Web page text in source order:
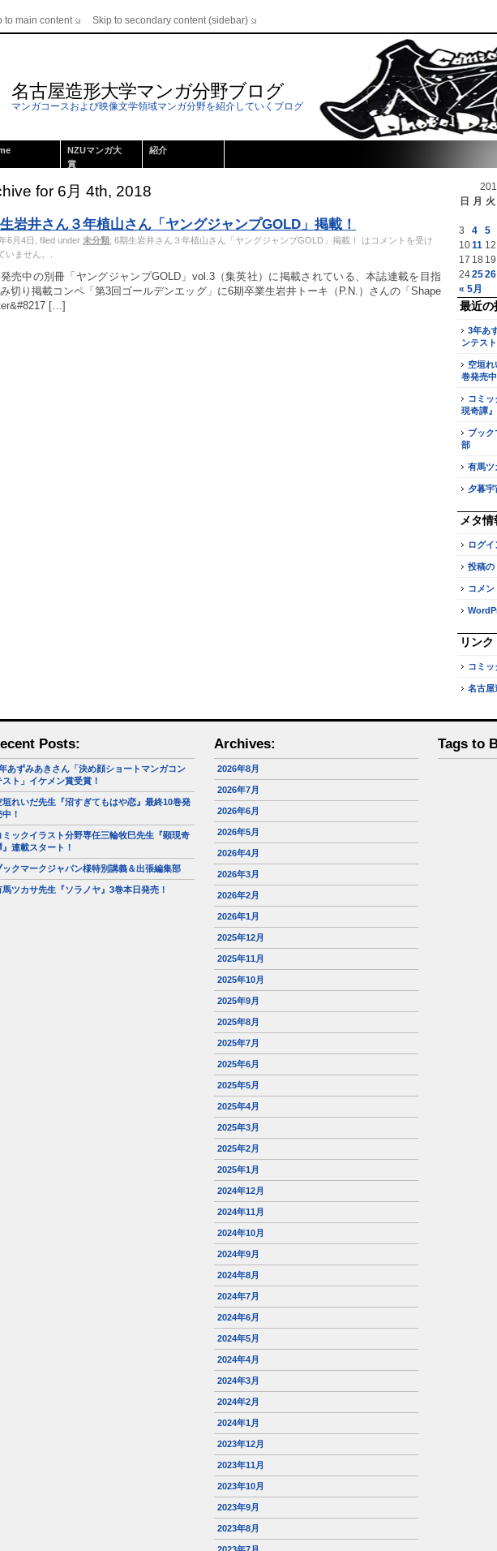
to main content Skip to secondary content (sidebar)
名古屋造形大学マンガ分野ブログ
マンガコースおよび映像文学領域マンガ分野を紹介していくブログ
NZUマンガ大
賞
紹介
for 6月 4th, 2018
岩井さん３年植山さん「ヤングジャンプGOLD」掲載！
6月4日, filed under 未分類; 6期生岩井さん３年植山さん「ヤングジャンプGOLD」掲載！ は コメントを受け
いません。
売中の別冊「ヤングジャンプGOLD」vol.3（集英社）に掲載されている、本誌連載を目指
切り掲載コンペ「第3回ゴールデンエッグ」に6期卒業生岩井トーキ（P.N.）さんの「Shape
[…]
日 月 火
« 5月
3
4 5
1011 12
17 18 19
242526
最近の
3年あ
ンテス
空垣
巻発売中
コミ
現奇譚
ブッ
部
有馬ツ
夕暮宇
メタ情
ログイ
投稿の
コメン
リンク
コミ
名古屋
Posts:
あずみあきさん「決め顔ショートマンガコン
スト」イケメン賞受賞！
垣れいだ先生『沼すぎてもはや恋』最終10巻発
中！
ミックイラスト分野専任三輪牧巳先生『顕現奇
』連載スタート！
ックマークジャパン様特別講義＆出張編集部
馬ツカサ先生『ソラノヤ』3巻本日発売！
Archives:
2026年8月
2026年7月
2026年6月
2026年5月
2026年4月
2026年3月
2026年2月
2026年1月
2025年12月
2025年11月
2025年10月
2025年9月
2025年8月
2025年7月
2025年6月
2025年5月
2025年4月
2025年3月
2025年2月
2025年1月
2024年12月
2024年11月
2024年10月
2024年9月
2024年8月
2024年7月
2024年6月
2024年5月
2024年4月
2024年3月
2024年2月
2024年1月
2023年12月
2023年11月
2023年10月
2023年9月
2023年8月
Tags to